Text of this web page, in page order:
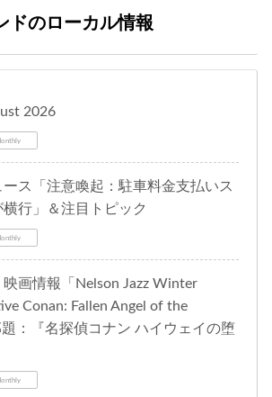
ドのローカル情報
2026
ス「注意喚起：駐車料金支払いス
行」＆注目トピック
画情報「Nelson Jazz Winter
Conan: Fallen Angel of the
：『名探偵コナン ハイウェイの堕